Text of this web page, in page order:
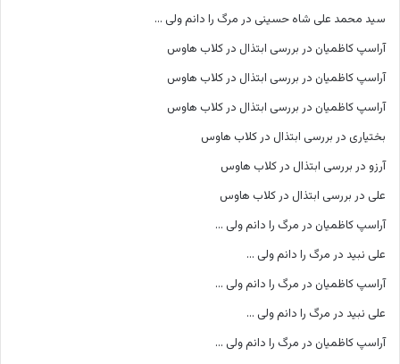
سید محمد علی شاه حسینی در مرگ را دانم ولی …
آراسپ کاظمیان در بررسی ابتذال در کلاب هاوس
آراسپ کاظمیان در بررسی ابتذال در کلاب هاوس
آراسپ کاظمیان در بررسی ابتذال در کلاب هاوس
بختیاری در بررسی ابتذال در کلاب هاوس
آرزو در بررسی ابتذال در کلاب هاوس
علی در بررسی ابتذال در کلاب هاوس
آراسپ کاظمیان در مرگ را دانم ولی …
علی نبید در مرگ را دانم ولی …
آراسپ کاظمیان در مرگ را دانم ولی …
علی نبید در مرگ را دانم ولی …
آراسپ کاظمیان در مرگ را دانم ولی …